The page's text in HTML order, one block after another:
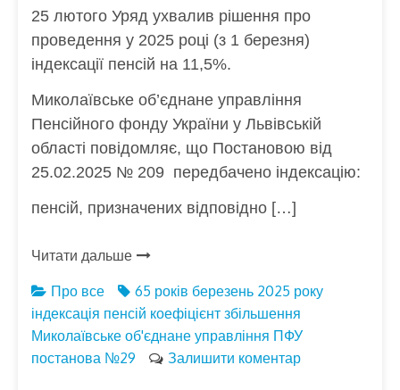
25 лютого Уряд ухвалив рішення про
проведення у 2025 році (з 1 березня)
індексації пенсій на 11,5%.
Миколаївське об’єднане управління
Пенсійного фонду України у Львівській
області повідомляє, що Постановою від
25.02.2025 № 209 передбачено індексацію:
пенсій, призначених відповідно […]
Читати дальше
Про все
65 років березень 2025 року
індексація пенсій коефіцієнт збільшення
Миколаївське об'єднане управління ПФУ
постанова №29
Залишити коментар